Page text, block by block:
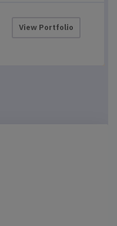
View Portfolio